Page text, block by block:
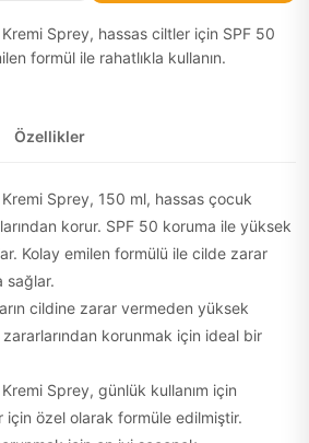
Sprey, hassas ciltler için SPF 50
formül ile rahatlıkla kullanın.
Özellikler
Sprey, 150 ml, hassas çocuk
korur. SPF 50 koruma ile yüksek
Kolay emilen formülü ile cilde zarar
sağlar.
cildine zarar vermeden yüksek
korunmak için ideal bir
Sprey, günlük kullanım için
için özel olarak formüle edilmiştir.